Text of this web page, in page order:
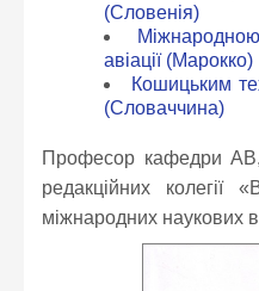
(Словенія)
авіації (Марокко)
Кошицьким
(Словаччина)
Професор кафедри
редакційних колегії
міжнародних наукових